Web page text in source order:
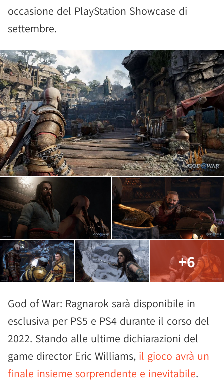
occasione del PlayStation Showcase di
settembre.
+6
God of War: Ragnarok sarà disponibile in
esclusiva per PS5 e PS4 durante il corso del
2022. Stando alle ultime dichiarazioni del
game director Eric Williams, il gioco avrà un
finale insieme sorprendente e inevitabile.